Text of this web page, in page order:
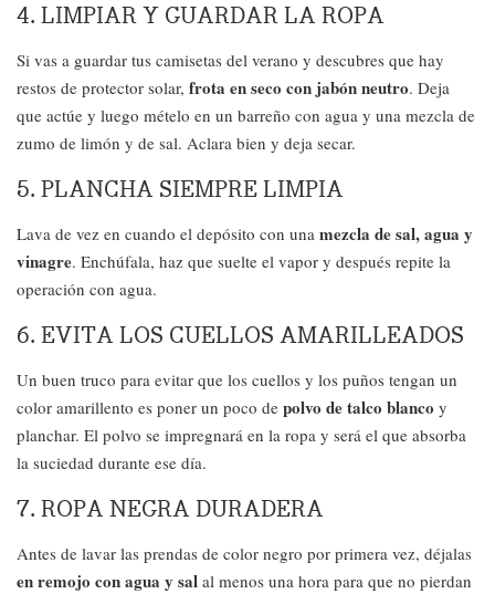
4. LIMPIAR Y GUARDAR LA ROPA
Si vas a guardar tus camisetas del verano y descubres que hay
restos de protector solar, frota en seco con jabón neutro. Deja
que actúe y luego mételo en un barreño con agua y una mezcla de
zumo de limón y de sal. Aclara bien y deja secar.
5. PLANCHA SIEMPRE LIMPIA
Lava de vez en cuando el depósito con una mezcla de sal, agua y
vinagre. Enchúfala, haz que suelte el vapor y después repite la
operación con agua.
6. EVITA LOS CUELLOS AMARILLEADOS
Un buen truco para evitar que los cuellos y los puños tengan un
color amarillento es poner un poco de polvo de talco blanco y
planchar. El polvo se impregnará en la ropa y será el que absorba
la suciedad durante ese día.
7. ROPA NEGRA DURADERA
Antes de lavar las prendas de color negro por primera vez, déjalas
en remojo con agua y sal al menos una hora para que no pierdan